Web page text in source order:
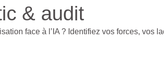
& audit
face à l’IA ? Identifiez vos forces, vos